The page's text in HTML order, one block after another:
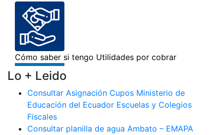
Lo + Leido
Consultar Asignación Cupos Ministerio de
Educación del Ecuador Escuelas y Colegios
Fiscales
Consultar planilla de agua Ambato – EMAPA